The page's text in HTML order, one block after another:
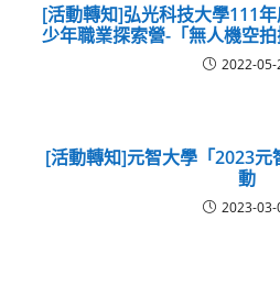
[活動轉知]弘光科技大學111
少年職業探索營-「無人機空
2022-05-
[活動轉知]元智大學「2023
動
2023-03-